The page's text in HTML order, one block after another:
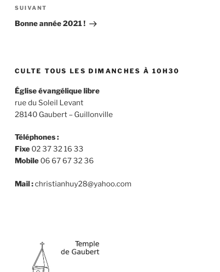
Article
suivant
SUIVANT
Bonne année 2021 !
CULTE TOUS LES DIMANCHES À 10H30
Église évangélique libre
rue du Soleil Levant
28140 Gaubert – Guillonville
Téléphones :
Fixe 02 37 32 16 33
Mobile 06 67 67 32 36
Mail :christianhuy28@yahoo.com